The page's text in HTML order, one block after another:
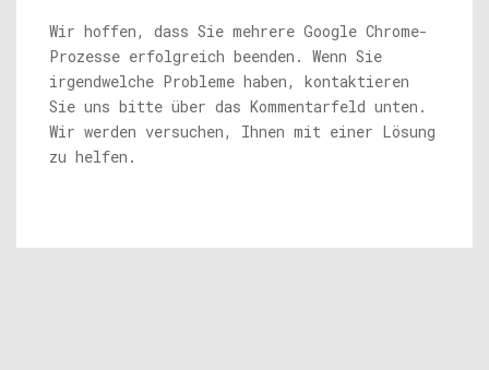
Wir hoffen, dass Sie mehrere Google Chrome-
Prozesse erfolgreich beenden. Wenn Sie
irgendwelche Probleme haben, kontaktieren
Sie uns bitte über das Kommentarfeld unten.
Wir werden versuchen, Ihnen mit einer Lösung
zu helfen.